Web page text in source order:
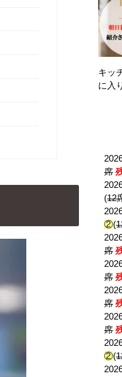
キッ
に入
席
(12
②(
席
席
席
席
②(